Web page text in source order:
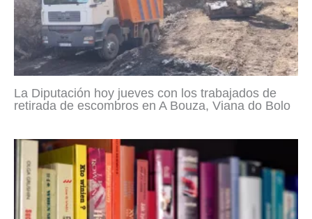
La Diputación hoy jueves con los trabajados de
retirada de escombros en A Bouza, Viana do Bolo